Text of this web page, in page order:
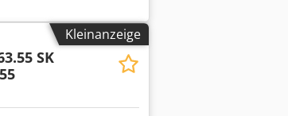
Kleinanzeige
SK